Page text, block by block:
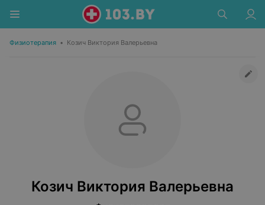
Физиотерапия • Козич Виктория Валерьевна
Козич Виктория Валерьевна